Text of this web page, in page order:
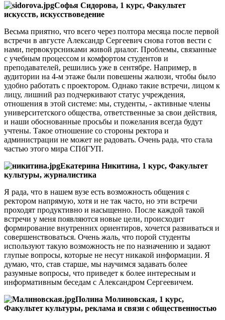
Софья Сидорова, 1 курс, Факультет
искусств, искусствоведение
Весьма приятно, что всего через полтора месяца после первой
встречи в августе Александр Сергеевич снова готов вести с
нами, первокурсниками живой диалог. Проблемы, связанные
с учебным процессом и комфортом студентов и
преподавателей, решились уже в сентябре. Например, в
аудитории на 4-м этаже были повешены жалюзи, чтобы было
удобно работать с проектором. Однако такие встречи, лицом к
лицу, лишний раз подчеркивают статус учреждения,
отношения в этой системе: мы, студенты, - активные члены
университетского общества, ответственные за свои действия,
и наши обоснованные просьбы и пожелания всегда будут
учтены. Такое отношение со стороны ректора и
администрации не может не радовать. Очень рада, что стала
частью этого мира СПбГУП.
Екатерина Никитина, 1 курс, Факультет
культуры, журналистика
Я рада, что в нашем вузе есть возможность общения с
ректором напрямую, хотя и не так часто, но эти встречи
проходят продуктивно и насыщенно. После каждой такой
встречи у меня появляются новые цели, происходит
формирование внутренних ориентиров, хочется развиваться и
совершенствоваться. Очень жаль, что порой студенты
используют такую возможность не по назначению и задают
глупые вопросы, которые не несут никакой информации. Я
думаю, что, став старше, мы научимся задавать более
разумные вопросы, что приведет к более интересным и
информативным беседам с Александром Сергеевичем.
Полина Молиновская, 1 курс,
Факультет культуры, реклама и связи с общественностью